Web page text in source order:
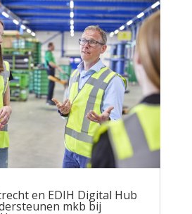
en EDIH Digital Hub
mkb bij